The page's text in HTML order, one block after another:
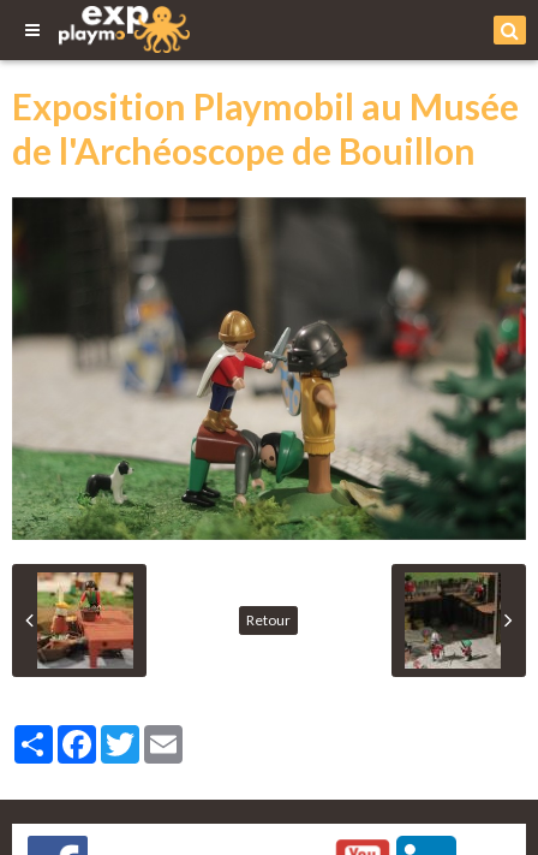
Exposition Playmobil au Musée
de l'Archéoscope de Bouillon
Retour
PartagerFacebook
Twitter